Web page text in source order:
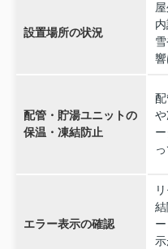
設置場所の状況
配管・貯湯ユニットの
保温・凍結防止
エラー表示の確認